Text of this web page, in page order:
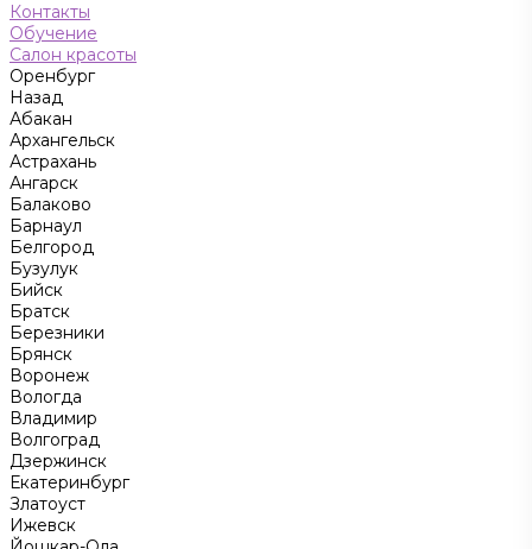
Контакты
Обучение
Салон красоты
Оренбург
Назад
Абакан
Архангельск
Астрахань
Ангарск
Балаково
Барнаул
Белгород
Бузулук
Бийск
Братск
Березники
Брянск
Воронеж
Вологда
Владимир
Волгоград
Дзержинск
Екатеринбург
Златоуст
Ижевск